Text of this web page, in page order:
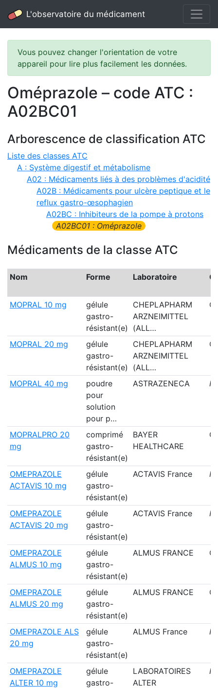
L'observatoire du médicament
Vous pouvez changer l'orientation de votre
appareil pour lire plus facilement les données.
Oméprazole – code ATC :
A02BC01
Arborescence de classification ATC
Liste des classes ATC
A : Système digestif et métabolisme
A02 : Médicaments liés à des problèmes d'acidité
A02B : Médicaments pour ulcère peptique et le
reflux gastro-œsophagien
A02BC : Inhibiteurs de la pompe à protons
A02BC01 : Oméprazole
Médicaments de la classe ATC
Nom Forme Laboratoire
MOPRAL 10 mg
gélule
gastro-
résistant(e)
CHEPLAPHARM
ARZNEIMITTEL
(ALL…
MOPRAL 20 mg
gélule
gastro-
résistant(e)
CHEPLAPHARM
ARZNEIMITTEL
(ALL…
MOPRAL 40 mg
poudre
pour
solution
pour p…
ASTRAZENECA
MOPRALPRO 20
mg
comprimé
gastro-
résistant(e)
BAYER
HEALTHCARE
OMEPRAZOLE
ACTAVIS 10 mg
gélule
gastro-
résistant(e)
ACTAVIS France
OMEPRAZOLE
ACTAVIS 20 mg
gélule
gastro-
résistant(e)
ACTAVIS France
OMEPRAZOLE
ALMUS 10 mg
gélule
gastro-
résistant(e)
ALMUS FRANCE
OMEPRAZOLE
ALMUS 20 mg
gélule
gastro-
résistant(e)
ALMUS FRANCE
OMEPRAZOLE ALS
20 mg
gélule
gastro-
résistant(e)
ALMUS France
OMEPRAZOLE
ALTER 10 mg
gélule
gastro-
LABORATOIRES
ALTER